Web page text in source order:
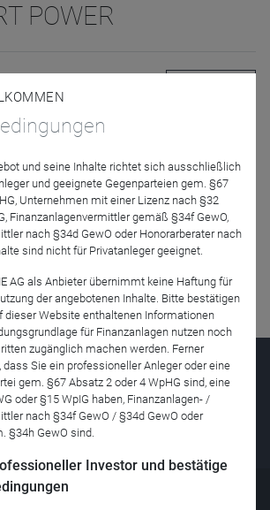
POWER
das Partner-Webinar anmelden
oder
Informationen?
und seine Inhalte richtet sich ausschließlich
und geeignete Gegenparteien gem. §67
Unternehmen mit einer Lizenz nach §32
Finanzanlagenvermittler gemäß §34f GewO,
nach §34d GewO oder Honorarberater nach
sind nicht für Privatanleger geeignet.
AG als Anbieter übernimmt keine Haftung für
der angebotenen Inhalte. Bitte bestätigen
dieser Website enthaltenen Informationen
für Finanzanlagen nutzen noch
zugänglich machen werden. Ferner
Sie ein professioneller Anleger oder eine
gem. §67 Absatz 2 oder 4 WpHG sind, eine
oder §15 WpIG haben, Finanzanlagen- /
nach §34f GewO / §34d GewO oder
§34h GewO sind.
Investor und bestätige